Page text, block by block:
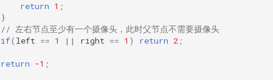
return 1 ;
}
// 左右节点至少有一个摄像头，此时父节点不需要摄像头
if( left == 1 || right == 1 ) return 2 ;
return -1 ;